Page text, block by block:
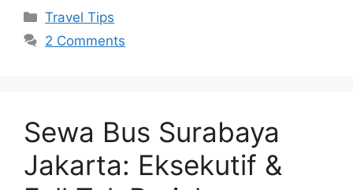
Travel Tips
2 Comments
Sewa Bus Surabaya
Jakarta: Eksekutif &